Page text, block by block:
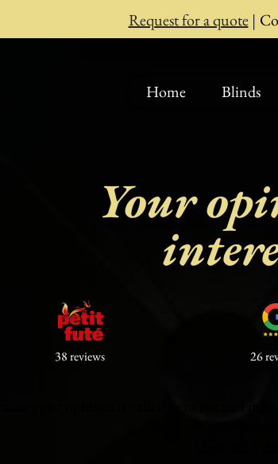
Request for a quote |
Home Blinds
Your
38 reviews 26